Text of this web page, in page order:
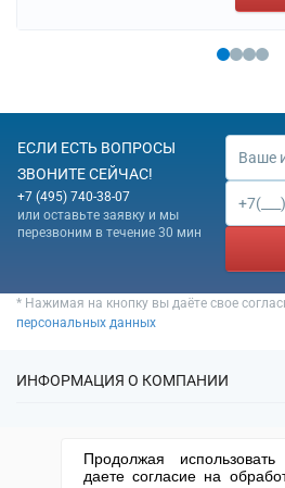
ЕСЛИ ЕСТЬ ВОПРОСЫ
ЗВОНИТЕ СЕЙЧАС!
+7 (495) 740-38-07
или оставьте заявку и мы
перезвоним в течение 30 мин
* Нажимая на кнопку вы даёте свое
персональных данных
ИНФОРМАЦИЯ О КОМПАНИИ
Продолжая
даете согласие на